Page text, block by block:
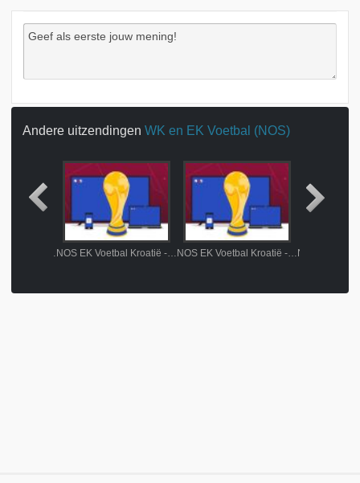
Andere uitzendingen WK en EK Voetbal (NOS)
NOS EK Voetbal Kroatië - Albanië 1e helft NOS EK Voetbal Kroatië - Albanië wedstrijdanalyse NOS EK Voetbal Kroatië - Albanië nabeschouwing